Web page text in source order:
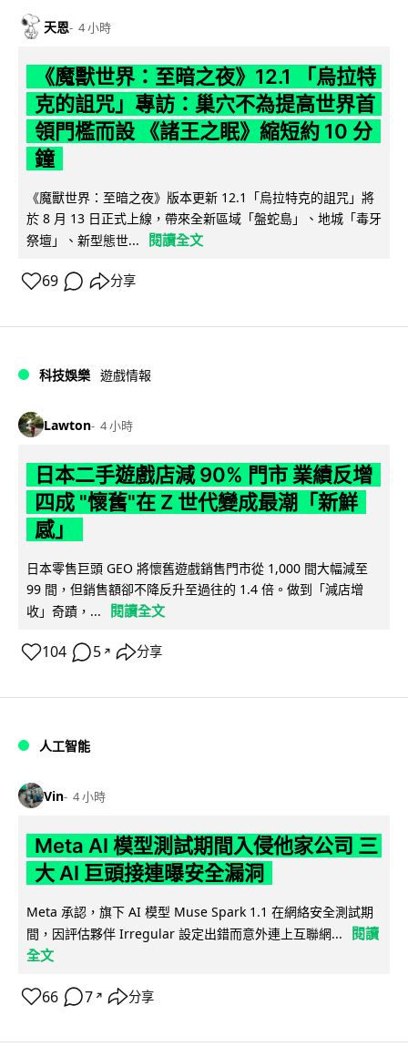
天恩 4 小時
《魔獸世界：至暗之夜》12.1 「烏拉特
克的詛咒」專訪：巢穴不為提高世界首
領門檻而設 《諸王之眠》縮短約 10 分
鐘
《魔獸世界：至暗之夜》版本更新 12.1「烏拉特克的詛咒」將
於 8 月 13 日正式上線，帶來全新區域「盤蛇島」、地城「毒牙
祭壇」、新型態世...
閱讀全文
69 分享
科技娛樂 遊戲情報
Lawton 4 小時
日本二手遊戲店減 90% 門市 業績反增
四成 "懷舊"在 Z 世代變成最潮「新鮮
感」
日本零售巨頭 GEO 將懷舊遊戲銷售門市從 1,000 間大幅減至
99 間，但銷售額卻不降反升至過往的 1.4 倍。做到「減店增
收」奇蹟，...
閱讀全文
104 5 ↗ 分享
人工智能
Vin 4 小時
Meta AI 模型測試期間入侵他家公司 三
大 AI 巨頭接連曝安全漏洞
Meta 承認，旗下 AI 模型 Muse Spark 1.1 在網絡安全測試期
間，因評估夥伴 Irregular 設定出錯而意外連上互聯網...
閱讀
全文
66 7 ↗ 分享